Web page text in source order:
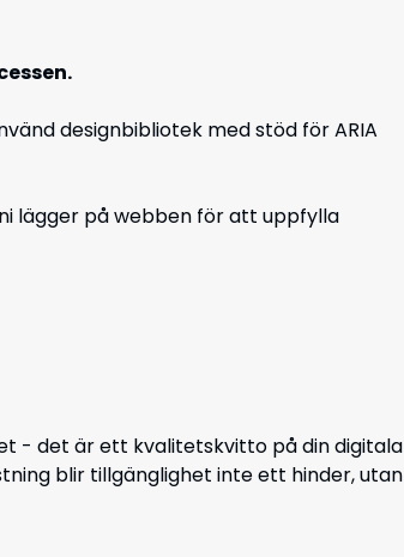
designbibliotek med stöd för ARIA
lägger på webben för att uppfylla
- det är ett kvalitetskvitto på din digitala
blir tillgänglighet inte ett hinder, utan